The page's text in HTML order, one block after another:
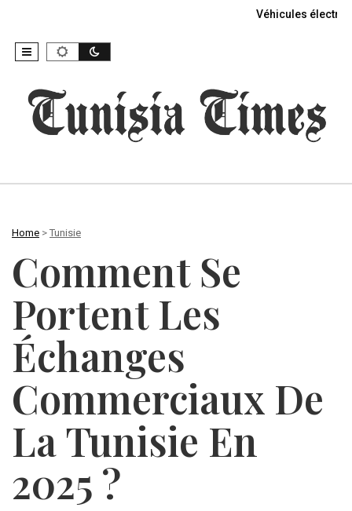
Véhicules
Home > Tunisie
Comment Se
Portent Les
Échanges
Commerciaux De
La Tunisie En
2025 ?